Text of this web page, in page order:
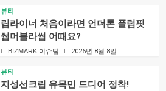
뷰티
립라이너 처음이라면 언더톤 플럼핏
썸머블라썸 어때요?
BIZMARK 이슈팀 2026년 8월 8일
뷰티
지성선크림 유목민 드디어 정착!